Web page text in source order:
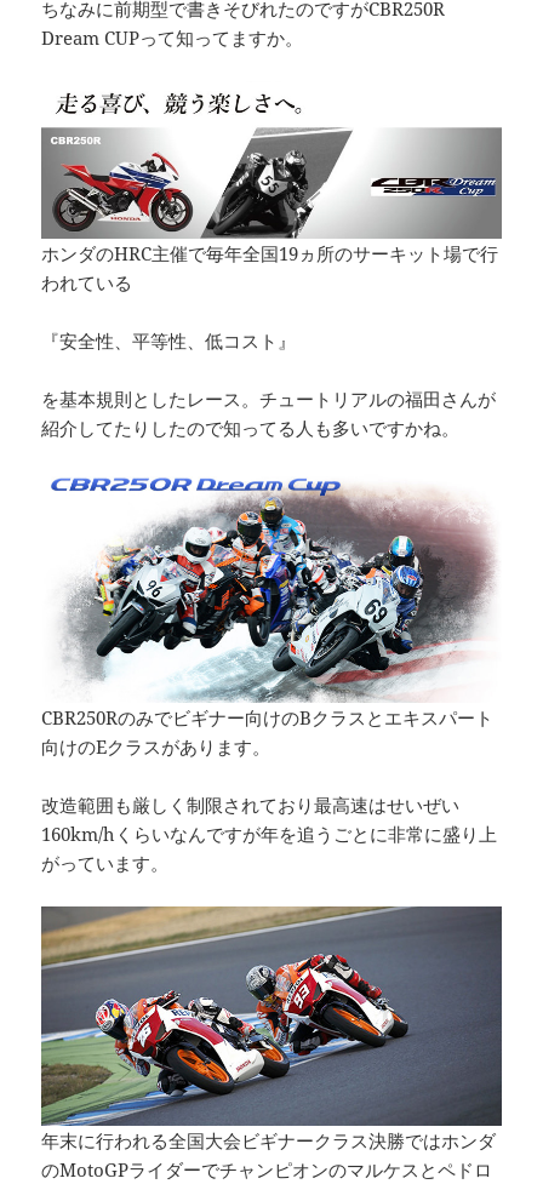
ちなみに前期型で書きそびれたのですがCBR250R
Dream CUPって知ってますか。
ホンダのHRC主催で毎年全国19ヵ所のサーキット場で行
われている
『安全性、平等性、低コスト』
を基本規則としたレース。チュートリアルの福田さんが
紹介してたりしたので知ってる人も多いですかね。
CBR250Rのみでビギナー向けのBクラスとエキスパート
向けのEクラスがあります。
改造範囲も厳しく制限されており最高速はせいぜい
160km/hくらいなんですが年を追うごとに非常に盛り上
がっています。
年末に行われる全国大会ビギナークラス決勝ではホンダ
のMotoGPライダーでチャンピオンのマルケスとペドロ